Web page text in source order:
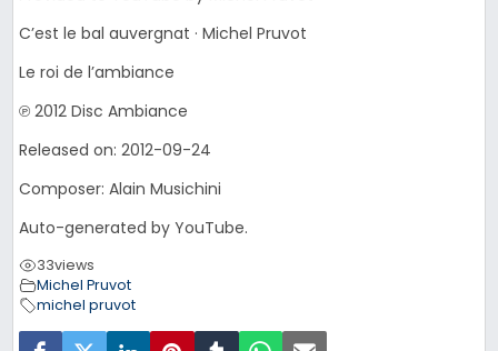
C’est le bal auvergnat · Michel Pruvot
Le roi de l’ambiance
℗ 2012 Disc Ambiance
Released on: 2012-09-24
Composer: Alain Musichini
Auto-generated by YouTube.
33views
Michel Pruvot
michel pruvot